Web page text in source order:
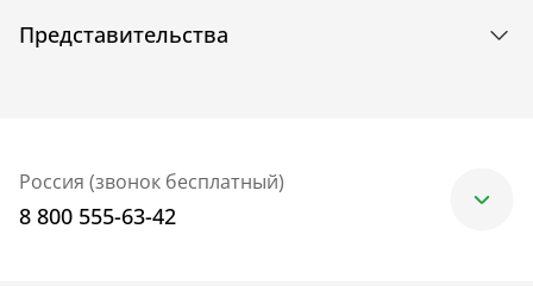
Представительства
Россия (звонок бесплатный)
8 800 555-63-42